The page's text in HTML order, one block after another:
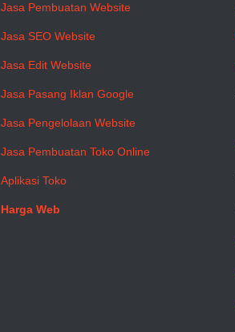
Jasa Pembuatan Website
Jasa SEO Website
Jasa Edit Website
Jasa Pasang Iklan Google
Jasa Pengelolaan Website
Jasa Pembuatan Toko Online
Aplikasi Toko
Harga Web